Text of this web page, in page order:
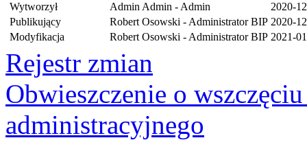
Wytworzył
Admin Admin - Admin
2020-
Publikujący
Robert Osowski - Administrator BIP 2020-
Modyfikacja
Robert Osowski - Administrator BIP 2021-
Rejestr zmian
Obwieszczenie o
administracyjnego